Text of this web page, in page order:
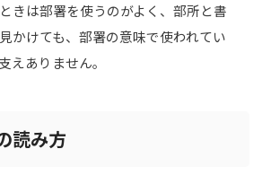
きは部署を使うのがよく、部所と書
かけても、部署の意味で使われてい
えありません。
読み方